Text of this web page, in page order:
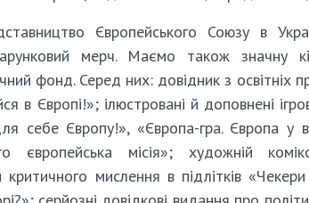
Європейського Союзу в
мерч. Маємо також значну
фонд. Серед них: довідник з освітніх
в Європі!»; ілюстровані й доповнені
себе Європу!», «Європа-гра. Європа у
європейська місія»; художній
критичного мислення в підлітків